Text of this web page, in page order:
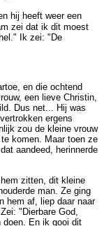
hij heeft weer een
zei dat ik dit moest
Ik zei: "De
en die ochtend
een lieve Christin,
Dus net... Hij was
ergens
zou de kleine vrouw
komen. Maar toen ze
aandeed, herinnerde
zitten, dit kleine
man. Ze ging
hem af, liep daar naar
"Dierbare God,
doen. En ik gooi dit